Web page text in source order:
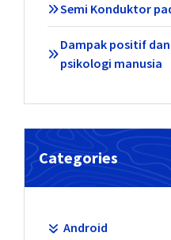
Semi Konduktor
Dampak positif
psikologi manusia
Categories
Android